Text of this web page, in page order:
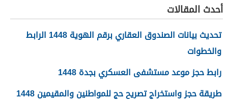
1448
أحدث المقالات
تحديث بيانات الصندوق العقاري برقم الهوية 1448 الرابط
والخطوات
رابط حجز موعد مستشفى العسكري بجدة 1448
طريقة حجز واستخراج تصريح حج للمواطنين والمقيمين 1448